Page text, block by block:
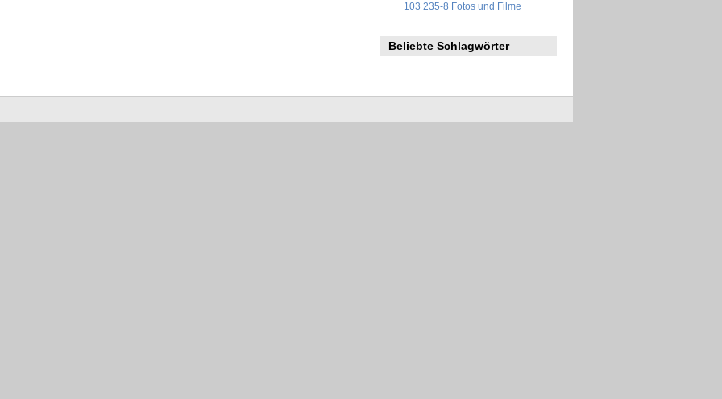
103 235-8 Fotos und Filme
Beliebte Schlagwörter